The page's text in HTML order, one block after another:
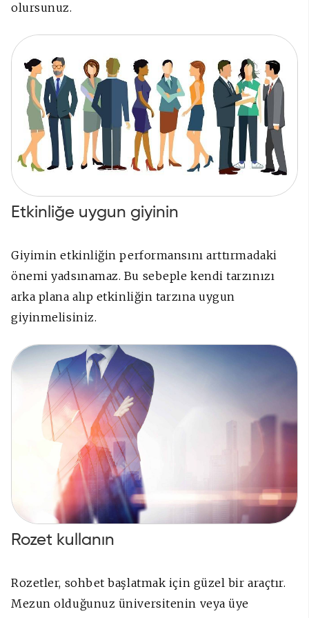
olursunuz.
Etkinliğe uygun giyinin
Giyimin etkinliğin performansını arttırmadaki
önemi yadsınamaz. Bu sebeple kendi tarzınızı
arka plana alıp etkinliğin tarzına uygun
giyinmelisiniz.
Rozet kullanın
Rozetler, sohbet başlatmak için güzel bir araçtır.
Mezun olduğunuz üniversitenin veya üye